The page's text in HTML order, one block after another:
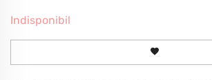
Indisponibil